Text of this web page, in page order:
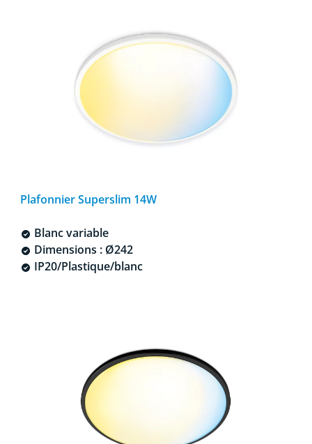
Plafonnier Superslim 14W
Blanc variable
Dimensions : Ø242
IP20/Plastique/blanc